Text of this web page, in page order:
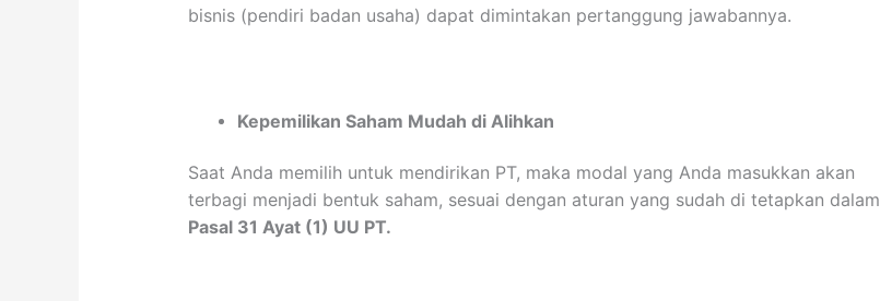
bisnis (pendiri badan usaha) dapat dimintakan pertanggung jawabannya.
Kepemilikan Saham Mudah di Alihkan
Saat Anda memilih untuk mendirikan PT, maka modal yang Anda masukkan akan
terbagi menjadi bentuk saham, sesuai dengan aturan yang sudah di tetapkan dalam
Pasal 31 Ayat (1) UU PT.